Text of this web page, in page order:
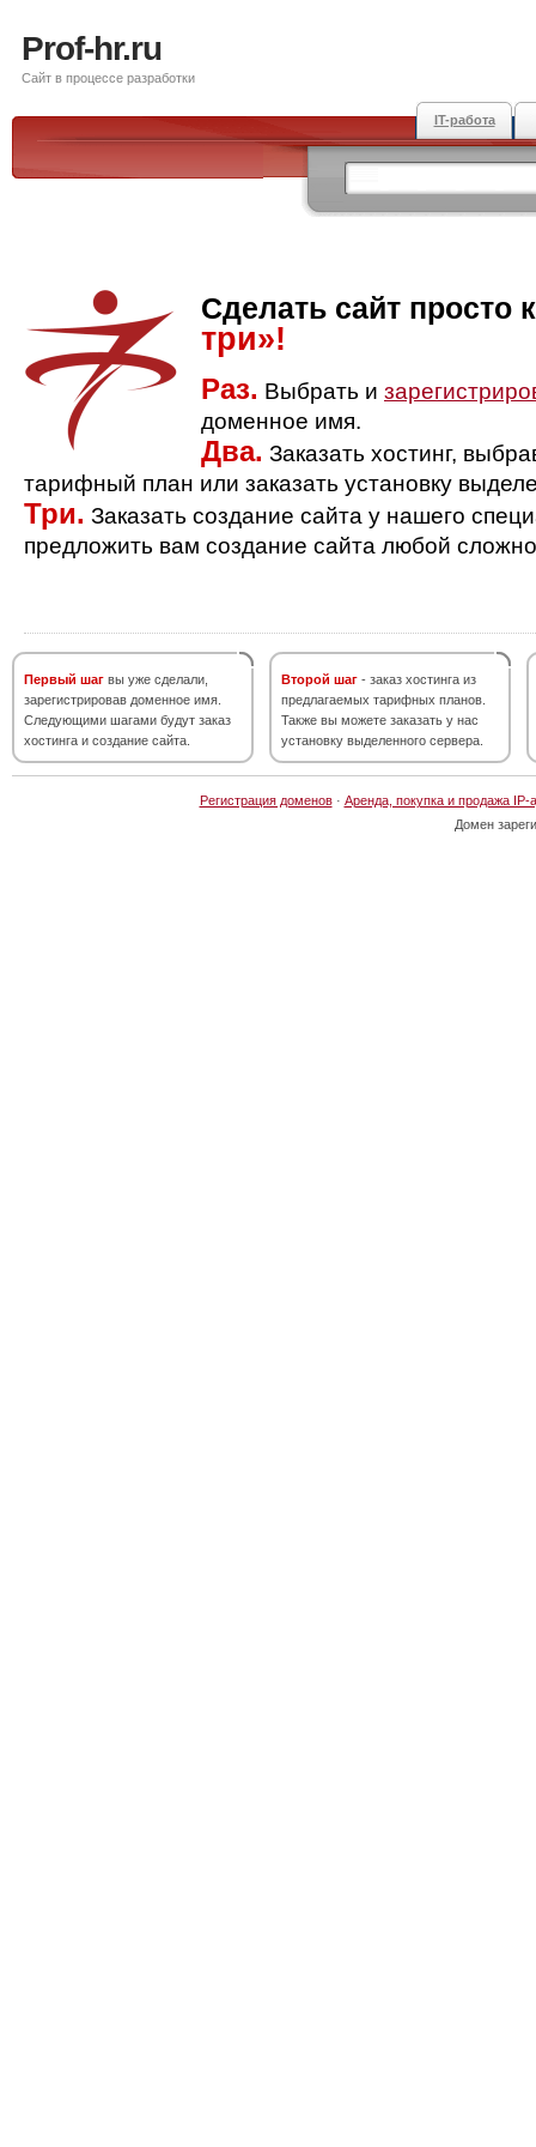
Prof-hr.ru
Сайт в процессе разработки
IT-работа
Сделать сайт просто
три»!
Раз. Выбрать и
доменное имя.
Два. Заказать хостинг,
тарифный план или заказать установку
Три. Заказать создание сайта у нашего
предложить вам создание сайта любой
Первый шаг вы уже сделали,
зарегистрировав доменное имя.
Следующими шагами будут заказ
хостинга и создание сайта.
Второй шаг - заказ хостинга из
предлагаемых тарифных планов.
Также вы можете заказать у нас
установку выделенного сервера.
Регистрация доменов· Аренда, покупка и продажа IP-
Домен